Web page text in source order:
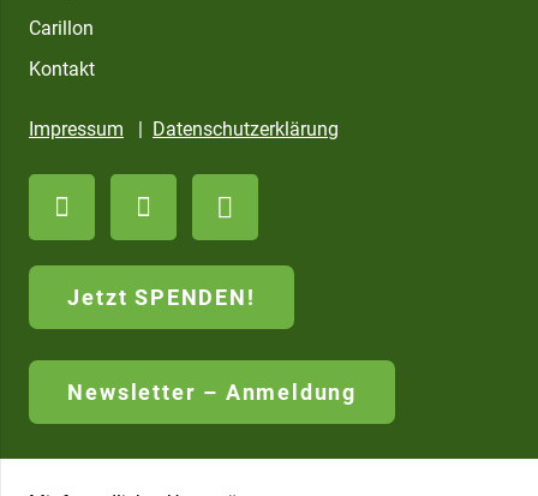
Carillon
Kontakt
Impressum | Datenschutzerklärung
Jetzt SPENDEN!
Newsletter – Anmeldung